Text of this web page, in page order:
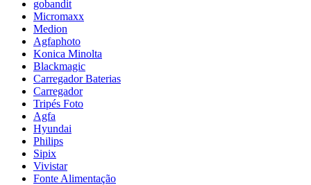
gobandit
Micromaxx
Medion
Agfaphoto
Konica Minolta
Blackmagic
Carregador Baterias
Carregador
Tripés Foto
Agfa
Hyundai
Philips
Sipix
Vivistar
Fonte Alimentação